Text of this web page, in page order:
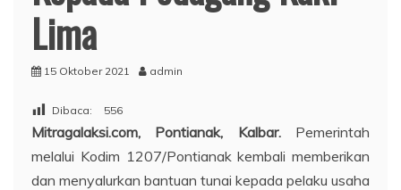
Lima
15 Oktober 2021 admin
Dibaca: 556
Mitragalaksi.com, Pontianak, Kalbar.Pemerintah
melalui Kodim 1207/Pontianak kembali memberikan
dan menyalurkan bantuan tunai kepada pelaku usaha